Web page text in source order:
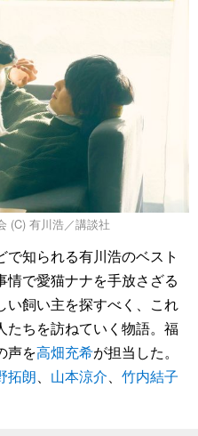
(C) 有川浩／講談社
知られる有川浩のベスト
情で愛猫ナナを手放さざる
い飼い主を探すべく、これ
たちを訪ねていく物語。福
声を高畑充希が担当した。
拓朗 山本涼介
竹内結子